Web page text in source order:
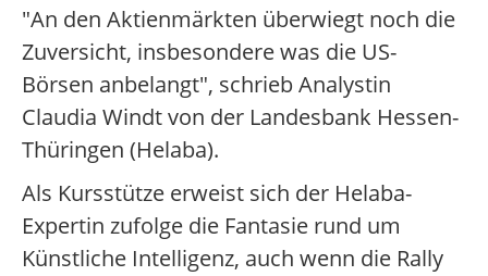
"An den Aktienmärkten überwiegt noch die
Zuversicht, insbesondere was die US-
Börsen anbelangt", schrieb Analystin
Claudia Windt von der Landesbank Hessen-
Thüringen (Helaba).
Als Kursstütze erweist sich der Helaba-
Expertin zufolge die Fantasie rund um
Künstliche Intelligenz, auch wenn die Rally